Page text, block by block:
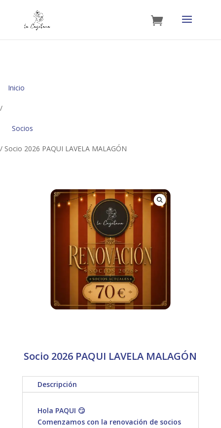
Inicio
/
Socios
/ Socio 2026 PAQUI LAVELA MALAGÓN
Socio 2026 PAQUI LAVELA MALAGÓN
Descripción
Hola PAQUI 😏
Comenzamos con la renovación de socios